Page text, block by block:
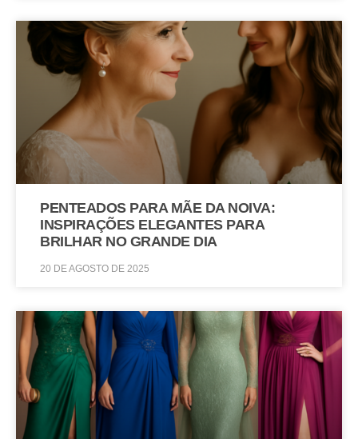
PENTEADOS PARA MÃE DA NOIVA:
INSPIRAÇÕES ELEGANTES PARA
BRILHAR NO GRANDE DIA
20 DE AGOSTO DE 2025